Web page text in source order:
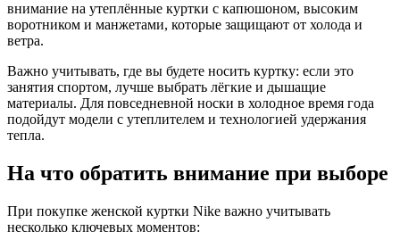
внимание на утеплённые куртки с капюшоном, высоким
воротником и манжетами, которые защищают от холода и
ветра.
Важно учитывать, где вы будете носить куртку: если это
занятия спортом, лучше выбрать лёгкие и дышащие
материалы. Для повседневной носки в холодное время года
подойдут модели с утеплителем и технологией удержания
тепла.
На что обратить внимание при выборе
При покупке женской куртки Nike важно учитывать
несколько ключевых моментов: